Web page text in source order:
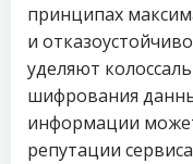
принципах
и
уделяют
шифрования
информации
репутации